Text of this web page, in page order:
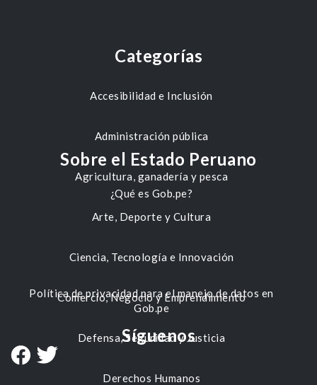
Categorías
Accesibilidad e Inclusión
Administración pública
Agricultura, ganadería y pesca
Arte, Deporte y Cultura
Ciencia, Tecnología e Innovación
Comercio, Negocio y Emprendimiento
Defensa, Seguridad y Justicia
Derechos Humanos
Sobre el Estado Peruano
¿Qué es Gob.pe?
Política de privacidad para el manejo de datos en
Gob.pe
Síguenos